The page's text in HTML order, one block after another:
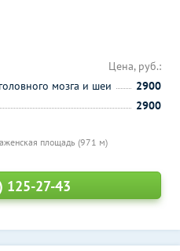
площадь (971 м)
Цена, руб.:
мозга и шеи
2900
2900
125-27-43